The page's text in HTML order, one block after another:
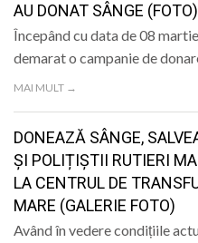
SPORT
SPECIAL
POLITIC
LIFE
AU DONAT SÂNGE (FOTO)
Începând cu data de 08
demarat o campanie de
MAI MULT →
DONEAZĂ SÂNGE,
ȘI POLIȚIȘTII RUTIERI
LA CENTRUL DE
MARE (GALERIE FOTO)
Având în vedere condițiile